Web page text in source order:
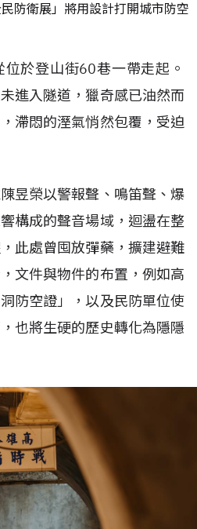
防衛展」將用設計打開城市防空
於登山街60巷一帶走起。
進入隧道，獵奇感已油然而
滯悶的溼氣悄然包覆，受迫
昱榮以警報聲、鳴笛聲、爆
構成的聲音場域，迴盪在整
此處曾囤放彈藥，擴建避難
文件與物件的布置，例如高
防空證」，以及民防單位使
也將生硬的歷史轉化為隱隱